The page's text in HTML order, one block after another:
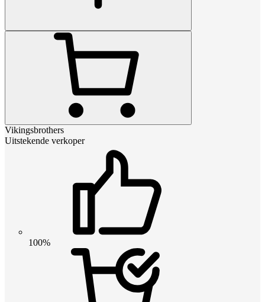
Vikingsbrothers
Uitstekende verkoper
100%